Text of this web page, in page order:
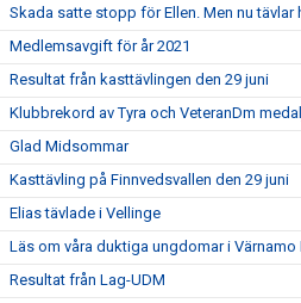
Skada satte stopp för Ellen. Men nu tävlar
Medlemsavgift för år 2021
Resultat från kasttävlingen den 29 juni
Klubbrekord av Tyra och VeteranDm
Glad Midsommar
Kasttävling på Finnvedsvallen den 29 juni
Elias tävlade i Vellinge
Läs om våra duktiga ungdomar i Värnamo
Resultat från Lag-UDM